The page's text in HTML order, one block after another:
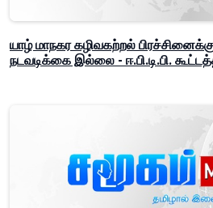
யாழ் மாநகர கழிவகற்றல்
நடவடிக்கை இல்லை - ஈ.பி.டி.பி.